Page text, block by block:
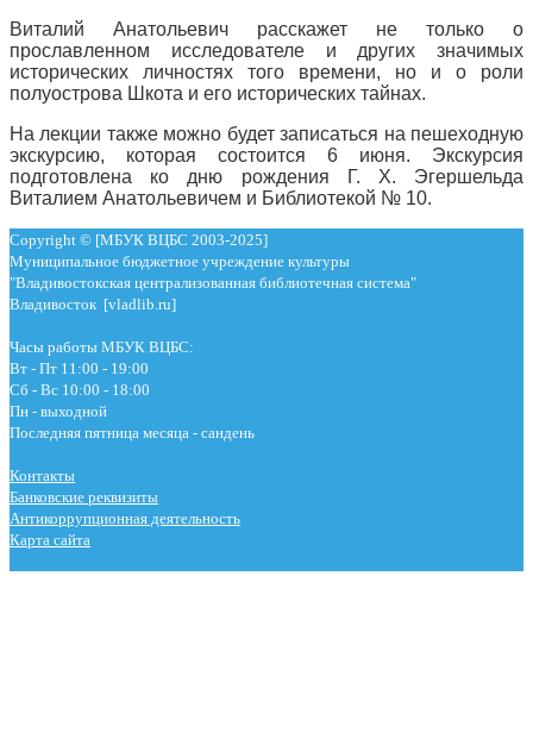
Виталий Анатольевич расскажет не только о
прославленном исследователе и других значимых
исторических личностях того времени, но и о роли
полуострова Шкота и его исторических тайнах.
На лекции также можно будет записаться на пешеходную
экскурсию, которая состоится 6 июня. Экскурсия
подготовлена ко дню рождения Г. Х. Эгершельда
Виталием Анатольевичем и Библиотекой № 10.
Copyright © [МБУК ВЦБС 2003-2025]
Муниципальное бюджетное учреждение культуры
"Владивостокская централизованная библиотечная система"
Владивосток [vladlib.ru]
Часы работы МБУК ВЦБС:
Вт - Пт 11:00 - 19:00
Сб - Вс 10:00 - 18:00
Пн - выходной
Последняя пятница месяца - сандень
Контакты
Банковские реквизиты
Антикоррупционная деятельность
Карта сайта